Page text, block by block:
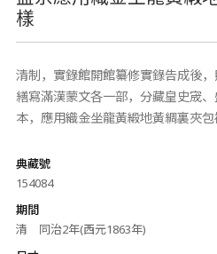
樣
清制，實錄館開館纂修實錄告成後
繕寫滿漢蒙文各一部，分藏皇史宬
本，應用織金坐龍黃緞地黃綢裏夾包
典藏號
154084
期間
清 同治2年(西元1863年)